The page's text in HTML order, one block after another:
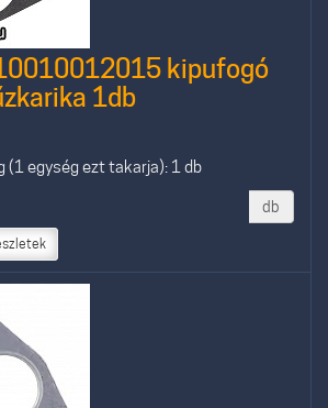
kipufogó
1db
(1 egység ezt takarja): 1 db
db